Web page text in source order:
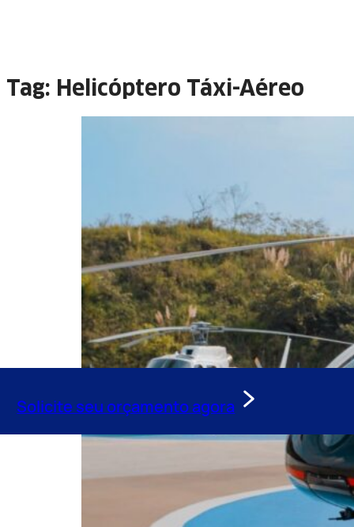
Solicite seu orçamento agora
Tag: Helicóptero Táxi-Aéreo